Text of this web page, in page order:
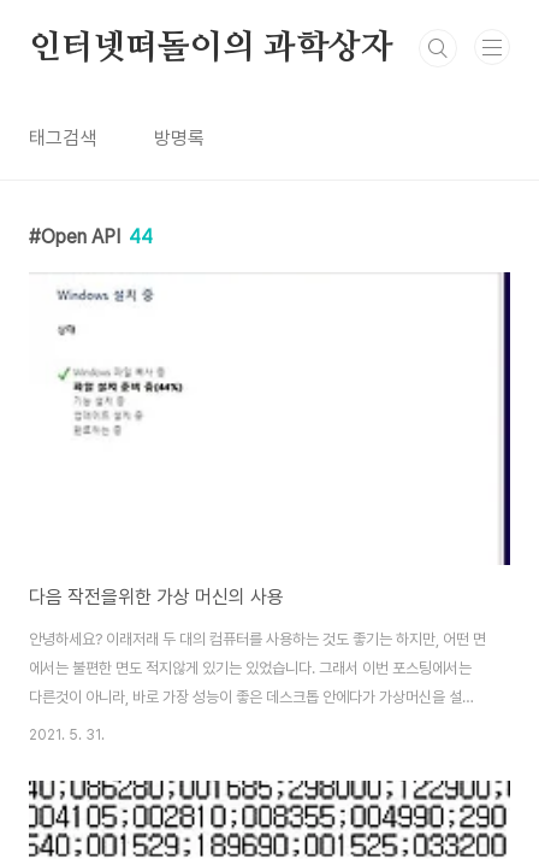
인터넷떠돌이의 과학상자
태그검색 방명록
Open API 44
다음 작전을위한 가상 머신의 사용
안녕하세요? 이래저래 두 대의 컴퓨터를 사용하는 것도 좋기는 하지만, 어떤 면
에서는 불편한 면도 적지않게 있기는 있었습니다. 그래서 이번 포스팅에서는
다른것이 아니라, 바로 가장 성능이 좋은 데스크톱 안에다가 가상머신을 설치
하고, 여기다가 한번 영웅문을 이용해서 접속을 해 보고자 하는 것 입니다. 정말
을 설치하고 있는 것 입니다. 중간에 진짜 컴퓨터의 하드 용량이 모자라서 용량
확보까지 해야 했습니다. 결국 어떻게 어찌어찌 해서, 윈도우의 설치는 끝나고
나서 구성을 설정하는 단계까지 넘어갔습니다. 일단 저도 지금 당장 다시 하라
2021. 5. 31.